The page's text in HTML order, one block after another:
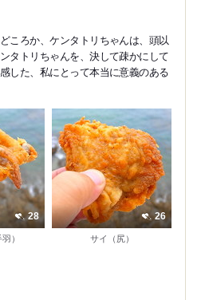
ころか、ケンタトリちゃんは、頭以
タトリちゃんを、決して疎かにして
した、私にとって本当に意義のある
28
）
26
サイ（尻）